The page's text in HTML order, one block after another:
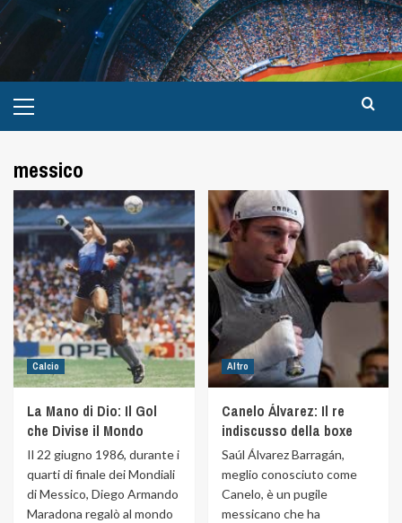
messico
Calcio
La Mano di Dio: Il Gol
che Divise il Mondo
Il 22 giugno 1986, durante i
quarti di finale dei Mondiali
di Messico, Diego Armando
Maradona regalò al mondo
Altro
Canelo Álvarez: Il re
indiscusso della boxe
Saúl Álvarez Barragán,
meglio conosciuto come
Canelo, è un pugile
messicano che ha